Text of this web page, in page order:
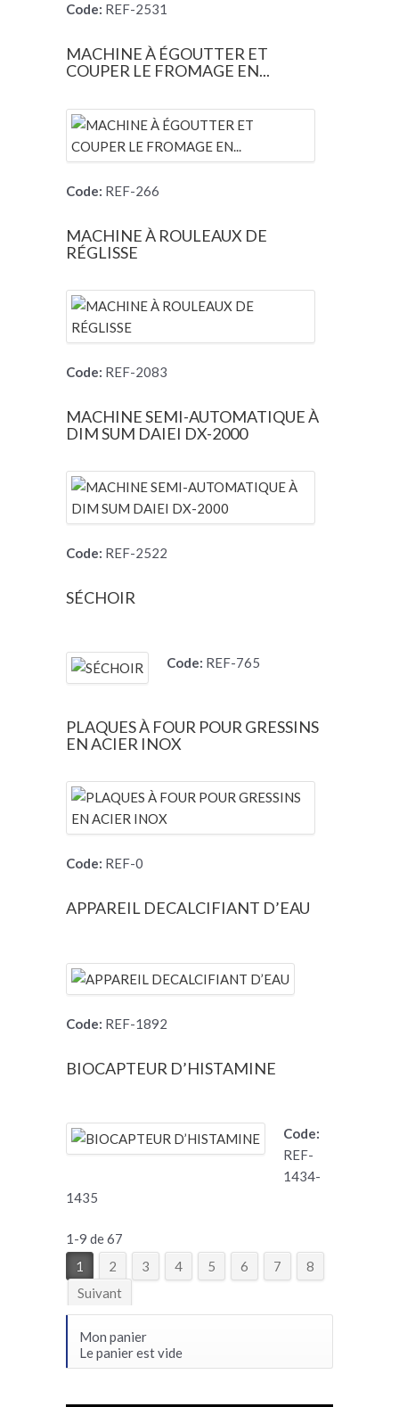
Code: REF-2531
MACHINE À ÉGOUTTER ET
COUPER LE FROMAGE EN...
Code: REF-266
MACHINE À ROULEAUX DE
RÉGLISSE
Code: REF-2083
MACHINE SEMI-AUTOMATIQUE À
DIM SUM DAIEI DX-2000
Code: REF-2522
SÉCHOIR
Code: REF-765
PLAQUES À FOUR POUR GRESSINS
EN ACIER INOX
Code: REF-0
APPAREIL DECALCIFIANT D’EAU
Code: REF-1892
BIOCAPTEUR D’HISTAMINE
Code:
REF-
1434-
1435
1-9 de 67
1
2 3 4 5 6 7
8
Suivant
Mon panier
Le panier est vide